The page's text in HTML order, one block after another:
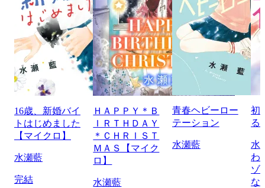
16歳、新婚バイ
トはじめました
【マイクロ】
水瀬藍
完結
ＨＡＰＰＹ＊Ｂ
ＩＲＴＨＤＡＹ
＊ＣＨＲＩＳＴ
ＭＡＳ【マイク
ロ】
水瀬藍
青春ヘビーロー
テーション
水瀬藍
初
る
水
わ
ゾ
な